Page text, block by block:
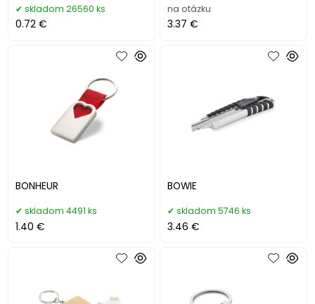
skladom 26560 ks
0.72 €
na otázku
3.37 €
BONHEUR
skladom 4491 ks
1.40 €
BOWIE
skladom 5746 ks
3.46 €